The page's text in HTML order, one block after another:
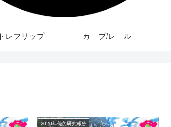
トレフリップ カーブ/レール
2020年俺的研究報告